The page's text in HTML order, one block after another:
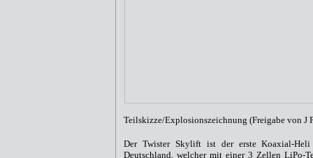
Teilskizze/Explosionszeichnung (Freigabe von J
Der Twister Skylift ist der erste Koaxial-
Deutschland, welcher mit einer 3 Zellen LiPo-